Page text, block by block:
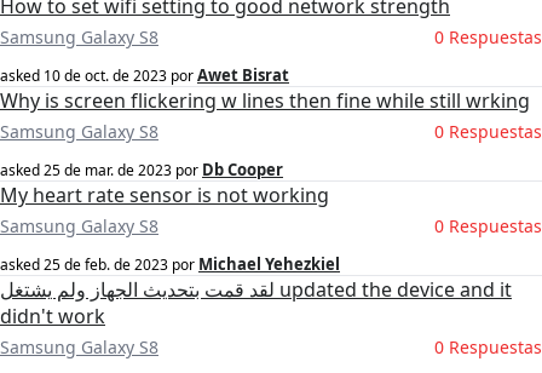
How to set wifi setting to good network strength
Samsung Galaxy S8 0 Respuestas
asked 10 de oct. de 2023 porAwet Bisrat
Why is screen flickering w lines then fine while still wrking
Samsung Galaxy S8 0 Respuestas
asked25 de mar. de 2023 por Db Cooper
My heart rate sensor is not working
Samsung Galaxy S8 0 Respuestas
asked25 de feb. de 2023 por Michael Yehezkiel
لقد قمت بتحديث الجهاز ولم يشتغل updated the device and it
didn't work
Samsung Galaxy S8 0 Respuestas